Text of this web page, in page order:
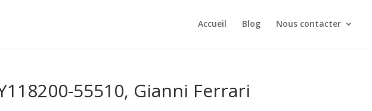
Accueil Blog Nous contacter
55510, Gianni Ferrari